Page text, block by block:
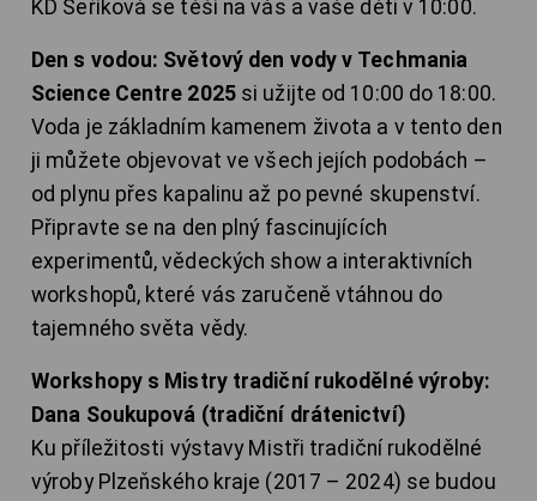
KD Šeříková se těší na vás a vaše děti v 10:00.
Den s vodou: Světový den vody v Techmania
Science Centre 2025si užijte od 10:00 do 18:00.
Voda je základním kamenem života a v tento den
ji můžete objevovat ve všech jejích podobách –
od plynu přes kapalinu až po pevné skupenství.
Připravte se na den plný fascinujících
experimentů, vědeckých show a interaktivních
workshopů, které vás zaručeně vtáhnou do
tajemného světa vědy.
Workshopy s Mistry tradiční rukodělné výroby:
Dana Soukupová (tradiční drátenictví)
Ku příležitosti výstavy Mistři tradiční rukodělné
výroby Plzeňského kraje (2017 – 2024) se budou